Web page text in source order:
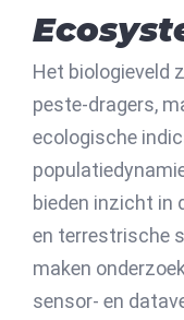
Het biologieveld
peste-dragers,
ecologische
bieden inzicht in
en terrestrische
maken
sensor- en